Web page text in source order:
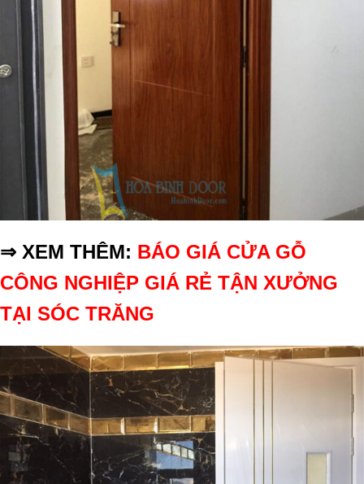
⇒ XEM THÊM: BÁO GIÁ CỬA GỖ
CÔNG NGHIỆP GIÁ RẺ TẬN XƯỞNG
TẠI SÓC TRĂNG